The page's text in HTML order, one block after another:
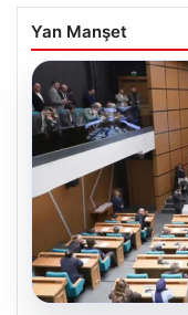
Yan Manşet